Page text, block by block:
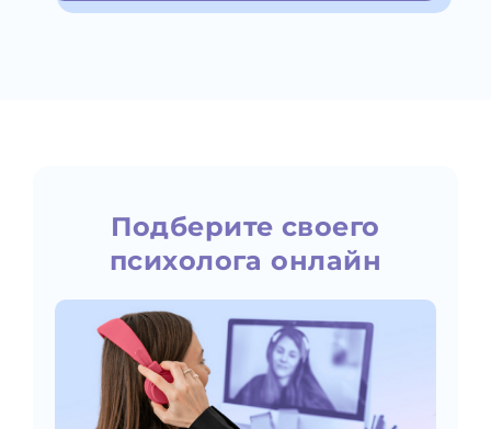
Подберите своего
психолога онлайн